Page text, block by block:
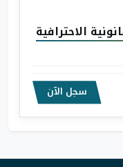
الاحترافية
سجل الآن